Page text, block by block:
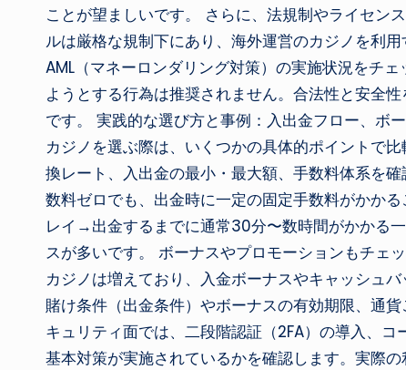
ことが望ましいです。 さらに、法規制やライセン
ルは厳格な規制下にあり、海外運営のカジノを利
AML（マネーロンダリング対策）の実施状況をチ
ようとする行為は推奨されません。合法性と安全
です。 実践的な選び方と事例：入出金フロー、ボ
カジノを選ぶ際は、いくつかの具体的ポイントで
換レート、入出金の最小・最大額、手数料体系を
数料ゼロでも、出金時に一定の固定手数料がかか
レイ→出金するまでに通常30分〜数時間がかかる
スが多いです。 ボーナスやプロモーションもチェ
カジノは増えており、入金ボーナスやキャッシュ
賭け条件（出金条件）やボーナスの有効期限、通
キュリティ面では、二段階認証（2FA）の導入、
基本対策が実施されているかを確認します。実際